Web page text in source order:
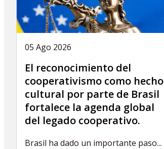
05 Ago 2026
El reconocimiento del
cooperativismo como hecho
cultural por parte de Brasil
fortalece la agenda global
del legado cooperativo.
Brasil ha dado un importante paso...